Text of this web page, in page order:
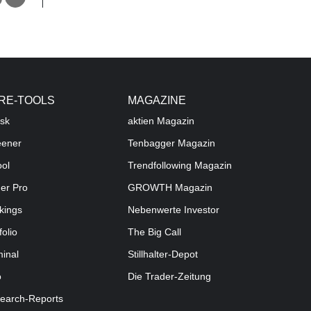
TOOLS
Pro
Reports
MAGAZINE
aktien Magazin
Tenbagger Magazin
Trendfollowing Magazin
GROWTH Magazin
Nebenwerte Investor
The Big Call
Stillhalter-Depot
Die Trader-Zeitung